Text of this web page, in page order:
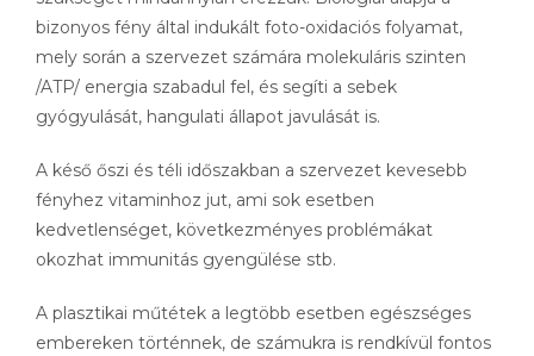
bizonyos fény által indukált foto-oxidaciós folyamat,
mely során a szervezet számára molekuláris szinten
/ATP/ energia szabadul fel, és segíti a sebek
gyógyulását, hangulati állapot javulását is.
A késő őszi és téli időszakban a szervezet kevesebb
fényhez vitaminhoz jut, ami sok esetben
kedvetlenséget, következményes problémákat
okozhat immunitás gyengülése stb.
A plasztikai műtétek a legtöbb esetben egészséges
embereken történnek, de számukra is rendkívül fontos